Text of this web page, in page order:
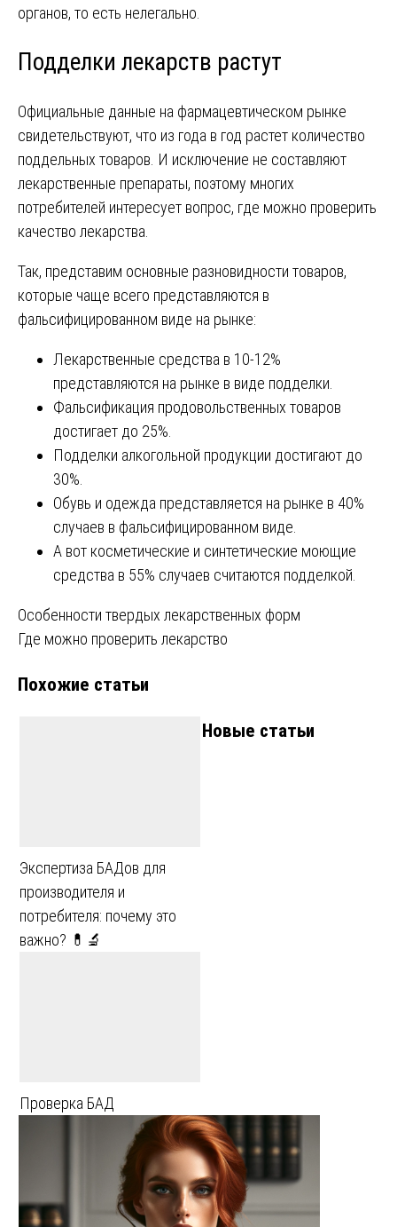
органов, то есть нелегально.
Подделки лекарств растут
Официальные данные на фармацевтическом рынке
свидетельствуют, что из года в год растет количество
поддельных товаров. И исключение не составляют
лекарственные препараты, поэтому многих
потребителей интересует вопрос, где можно проверить
качество лекарства.
Так, представим основные разновидности товаров,
которые чаще всего представляются в
фальсифицированном виде на рынке:
Лекарственные средства в 10-12%
представляются на рынке в виде подделки.
Фальсификация продовольственных товаров
достигает до 25%.
Подделки алкогольной продукции достигают до
30%.
Обувь и одежда представляется на рынке в 40%
случаев в фальсифицированном виде.
А вот косметические и синтетические моющие
средства в 55% случаев считаются подделкой.
Навигация
по
записям
Особенности твердых лекарственных форм
Где можно проверить лекарство
Похожие статьи
Экспертиза БАДов для
производителя и
потребителя: почему это
важно? 💊🔬
Проверка БАД
Новые статьи